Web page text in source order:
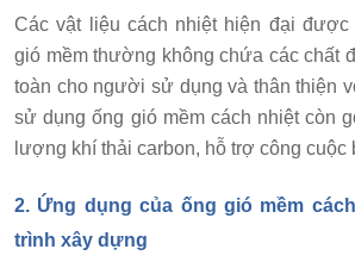
Các vật liệu cách nhiệt hiện đại được
gió mềm thường không chứa các chất
toàn cho người sử dụng và thân thiện
sử dụng ống gió mềm cách nhiệt còn
lượng khí thải carbon, hỗ trợ công cuộc
2. Ứng dụng của ống gió mềm
trình xây dựng